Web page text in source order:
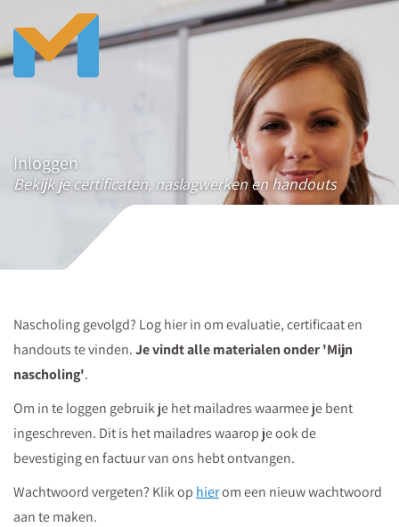
Inloggen
Bekijk je certificaten, naslagwerken en handouts
Nascholing gevolgd? Log hier in om evaluatie, certificaat en
handouts te vinden.Je vindt alle materialen onder 'Mijn
nascholing'.
Om in te loggen gebruik je het mailadres waarmee je bent
ingeschreven. Dit is het mailadres waarop je ook de
bevestiging en factuur van ons hebt ontvangen.
Wachtwoord vergeten? Klik op hierom een nieuw wachtwoord
aan te maken.